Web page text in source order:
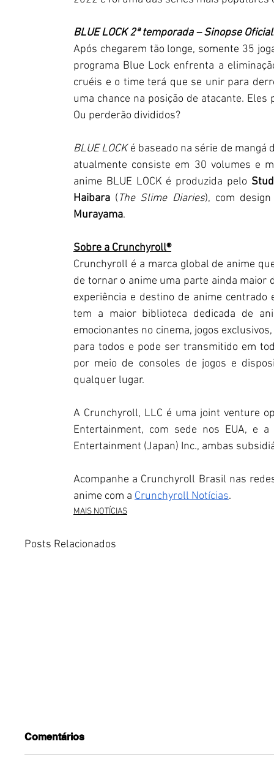
BLUE LOCK 2ª temporada – Sinopse
Após chegarem tão longe, somente 35
programa Blue Lock enfrenta a
cruéis e o time terá que se unir para
uma chance na posição de atacante.
Ou perderão divididos?
BLUE LOCK é baseado na série de mangá
atualmente consiste em 30 volumes e
anime BLUE LOCK é produzida pelo
Haibara (The Slime Diaries), com
Murayama.
Sobre a Crunchyroll®
Crunchyroll é a marca global de anime
de tornar o anime uma parte ainda maior
experiência e destino de anime
tem a maior biblioteca dedicada de
emocionantes no cinema, jogos
para todos e pode ser transmitido em
por meio de consoles de jogos e
qualquer lugar.
A Crunchyroll, LLC é uma joint venture
Entertainment, com sede nos EUA, e
Entertainment (Japan) Inc., ambas
Acompanhe a Crunchyroll Brasil nas
anime com a Crunchyroll Notícias.
MAIS NOTÍCIAS
Posts Relacionados
Comentários